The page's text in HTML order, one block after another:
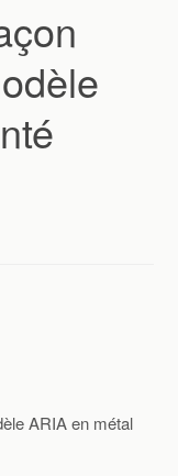
ARIA en métal